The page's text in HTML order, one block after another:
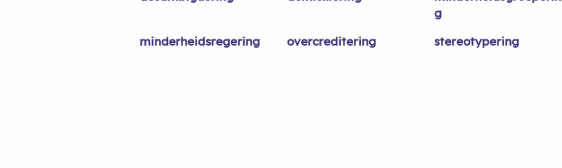
g
minderheidsregering
overcreditering stereotypering